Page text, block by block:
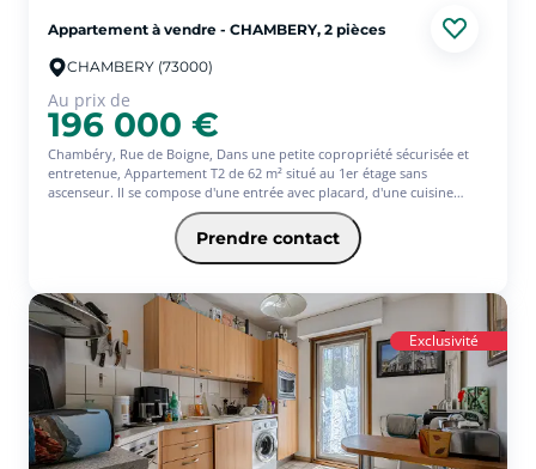
Appartement à vendre - CHAMBERY, 2 pièces
CHAMBERY (73000)
Au prix de
196 000 €
Chambéry, Rue de Boigne, Dans une petite copropriété sécurisée et
entretenue, Appartement T2 de 62 m² situé au 1er étage sans
ascenseur. Il se compose d'une entrée avec placard, d'une cuisine
indépendante aménagée , d'un séjour spacieux et lumineux, d'une
chambre avec rangement, une salle de bains.
Appartement en bon état, avec faibles charges.
Une cave en rez-de-sol complète ce bien.
Prendre contact
Exclusivité